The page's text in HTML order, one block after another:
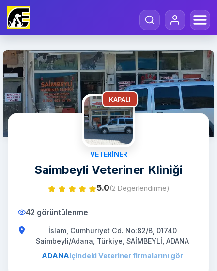
KAPALI
VETERINER
Saimbeyli Veteriner Kliniği
5.0(2 Değerlendirme)
42 görüntülenme
İslam, Cumhuriyet Cd. No:82/B, 01740
Saimbeyli/Adana, Türkiye, SAİMBEYLİ, ADANA
ADANAiçindeki Veteriner firmalarını gör